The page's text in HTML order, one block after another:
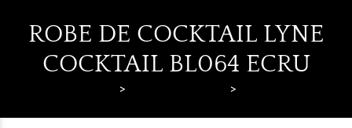
ROBE DE COCKTAIL LYNE
COCKTAIL BL064 ECRU